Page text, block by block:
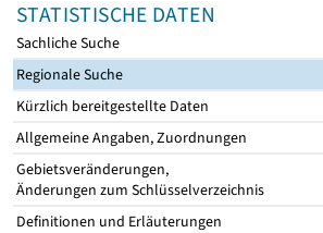
STATISTISCHE DATEN
Sachliche Suche
Regionale Suche
Kürzlich bereitgestellte Daten
Allgemeine Angaben, Zuordnungen
Gebietsveränderungen,
Änderungen zum Schlüsselverzeichnis
Definitionen und Erläuterungen